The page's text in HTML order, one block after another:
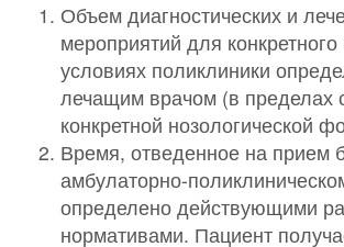
Объем диагностических и
мероприятий для
условиях поликлиники
лечащим врачом (в пределах
конкретной нозологической
Время, отведенное на прием
амбулаторно-
определено действующими
нормативами. Пациент